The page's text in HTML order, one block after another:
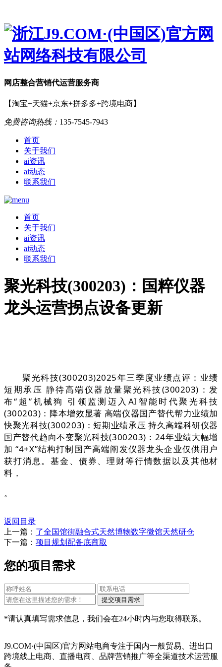
网店整合营销代运营服务商
【淘宝+天猫+京东+拼多多+跨境电商】
免费咨询热线： 135-7545-7943
首页
关于我们
ai资讯
ai动态
联系我们
首页
关于我们
ai资讯
ai动态
联系我们
聚光科技(300203)：国粹仪器
龙头运营拐点设备更新
聚光科技(300203)2025年三季度业绩点评：业绩
短期承压 静待高端仪器放量聚光科技(300203)：发
布“超”机械狗 引领监测迈入AI智能时代聚光科技
(300203)：降本增效显著 高端仪器国产替代帮力业绩加
快聚光科技(300203)：短期业绩承压 持久高端科研仪器
国产替代趋向不变聚光科技(300203)：24年业绩大幅增
加 “4+X”结构打制国产高端阐发仪器龙头企业仅供用户
获打消息。基金、债券、理财等行情数据以及其他材
料，
。
返回目录
上一篇： 了全国馆街融合式天然博物数字微馆天然研仓
下一篇： 项目规划配备底商取
您的项目需求
*请认真填写需求信息，我们会在24小时内与您取得联系。
J9.COM·(中国区)官方网站电商专注于国内一般贸易、进出口
跨境线上电商、直播电商、品牌营销推广等全渠道技术运营服